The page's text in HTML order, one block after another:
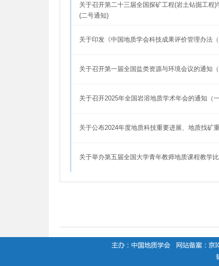
关于召开第二十三届全国探矿工程(岩土钻掘工程
(二号通知)
关于印发《中国地质学会科技成果评价管理办法
关于召开第一届全国盐类资源与环境会议的通知
关于召开2025年全国岩溶地质学术年会的通知（
关于公布2024年度地质科技重要进展、地质找矿
关于举办第五届全国大学青年教师地质课程教学